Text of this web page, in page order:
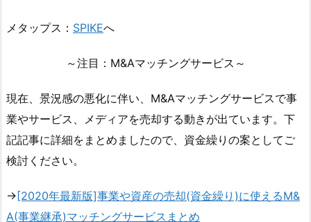
メタップス： SPIKEへ
～注目：M&Aマッチングサービス～
現在、景況感の悪化に伴い、M&Aマッチングサービスで事
業やサービス、メディアを売却する動きが出ています。下
記記事に詳細をまとめましたので、資金繰りの案としてご
検討ください。
→[2020年最新版]事業や資産の売却(資金繰り)に使えるM&
A(事業継承)マッチングサービスまとめ